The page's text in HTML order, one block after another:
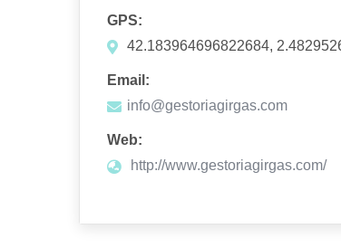
GPS:
42.183964696822684,
Email:
info@gestoriagirgas.com
Web:
http://www.gestoriagirgas.com/